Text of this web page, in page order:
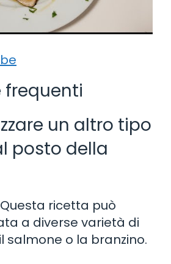
frequenti
un altro tipo
posto della
ricetta può
a diverse varietà di
salmone o la branzino.